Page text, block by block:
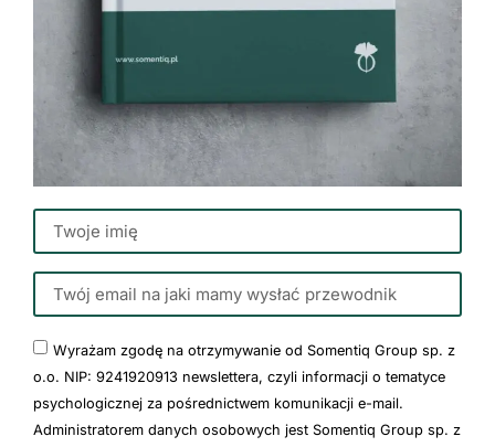
Wyrażam zgodę na otrzymywanie od Somentiq Group sp. z
o.o. NIP: 9241920913 newslettera, czyli informacji o tematyce
psychologicznej za pośrednictwem komunikacji e-mail.
Administratorem danych osobowych jest Somentiq Group sp. z